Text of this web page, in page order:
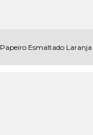
Papeiro Esmaltado